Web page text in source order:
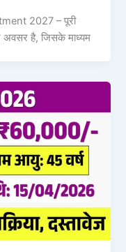
2027 – पूरी
अवसर है, जिसके माध्यम